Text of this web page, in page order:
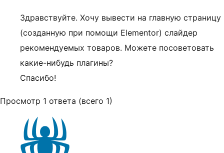
Здравствуйте. Хочу вывести на главную страницу
(созданную при помощи Elementor) слайдер
рекомендуемых товаров. Можете посоветовать
какие-нибудь плагины?
Спасибо!
Просмотр 1 ответа (всего 1)